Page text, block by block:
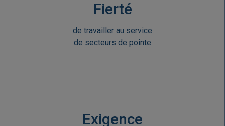
Fierté
de travailler au service
de secteurs de pointe
Exigence